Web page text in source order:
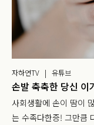
자하연TV | 유튜브
손발 축축한 당신
사회생활에 손이 땀이
는 수족다한증! 그만큼